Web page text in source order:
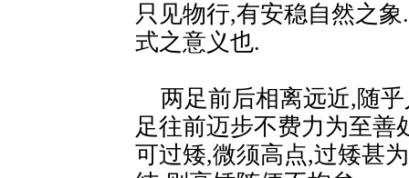
只见物行,有安稳自然之
式之意义也.
两足前后相离远近,随乎
足往前迈步不费力为至善
可过矮,微须高点,过矮甚